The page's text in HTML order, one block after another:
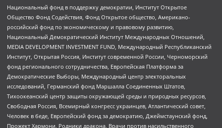
Национальный фонд в поддержку демократии, Институт Открытое
Общество Фонд Содействия, Фонд Открытое общество, Американо-
российский фонд по экономическому и правовому развитию,
Национальный Демократический Институт Международных Отношений,
MEDIA DEVELOPMENT INVESTMENT FUND, Международный Республиканский
Институт, Открытая Россия, Институт современной России, Черноморский
фонд регионального сотрудничества, Европейская Платформа за
Демократические Выборы, Международный центр электоральных
исследований, Германский фонд Маршалла Соединенных Штатов,
Тихоокеанский центр защиты окружающей среды и природных ресурсов,
Свободная Россия, Всемирный конгресс украинцев, Атлантический совет,
Человек в беде, Европейский фонд за демократию, Джеймстаунский фонд,
Прожект Хармони, Родники дракона, Врачи против насильственного